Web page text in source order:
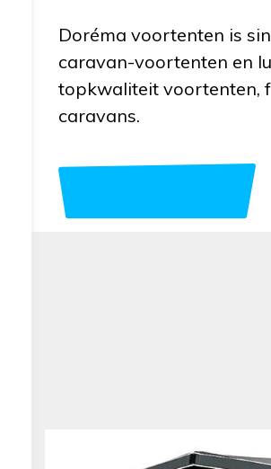
Doréma voortenten is
caravan-voortenten en
topkwaliteit voortenten,
caravans.